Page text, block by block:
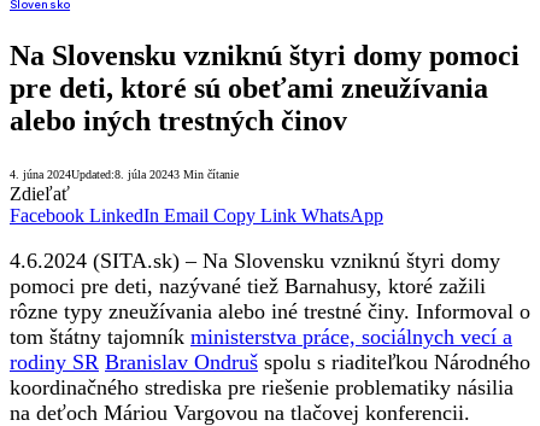
Slovensko
Na Slovensku vzniknú štyri domy pomoci
pre deti, ktoré sú obeťami zneužívania
alebo iných trestných činov
4. júna 2024Updated:8. júla 20243 Min čítanie
Zdieľať
Facebook LinkedIn Email Copy Link WhatsApp
4.6.2024 (SITA.sk) – Na Slovensku vzniknú štyri domy
pomoci pre deti, nazývané tiež Barnahusy, ktoré zažili
rôzne typy zneužívania alebo iné trestné činy. Informoval o
tom štátny tajomník ministerstva práce, sociálnych vecí a
rodiny SR Branislav Ondruš spolu s riaditeľkou Národného
koordinačného strediska pre riešenie problematiky násilia
na deťoch Máriou Vargovou na tlačovej konferencii.